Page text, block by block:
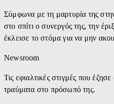
Σύμφωνα με τη μαρτυρία της
στο σπίτι ο συνεργός της, την
έκλεισε το στόμα για να μην
Newsroom
Τις εφιαλτικές στιγμές που
τραύματα στο πρόσωπό της.